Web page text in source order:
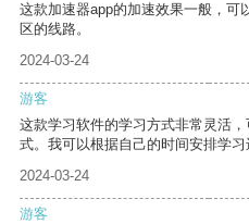
这款加速器app的加速效果一般，可
区的线路。
2024-03-24
游客
这款学习软件的学习方式非常灵活
式。我可以根据自己的时间安排学习
2024-03-24
游客